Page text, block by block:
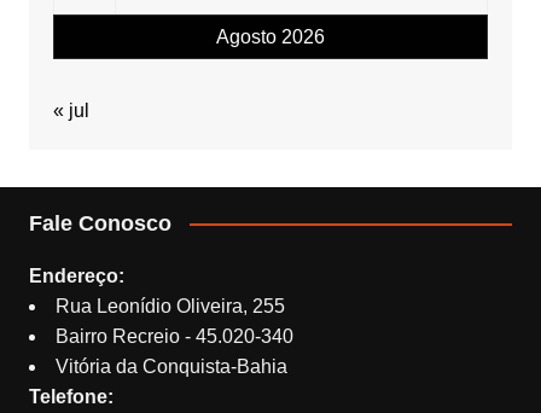
Agosto 2026
« jul
Fale Conosco
Endereço:
Rua Leonídio Oliveira, 255
Bairro Recreio - 45.020-340
Vitória da Conquista-Bahia
Telefone: